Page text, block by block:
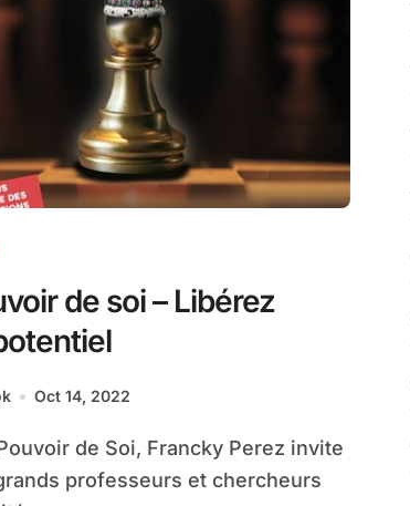
de soi – Libérez
Oct 14, 2022
professeurs et chercheurs